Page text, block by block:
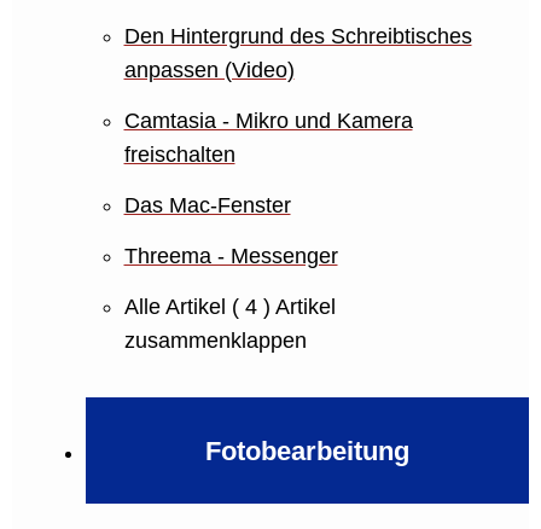
Den Hintergrund des Schreibtisches
anpassen (Video)
Camtasia - Mikro und Kamera
freischalten
Das Mac-Fenster
Threema - Messenger
Alle Artikel ( 4 ) Artikel
zusammenklappen
Fotobearbeitung